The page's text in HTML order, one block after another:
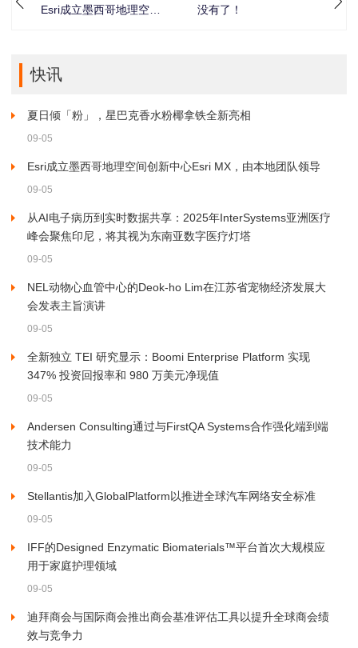
Esri成立墨西哥地理空间
没有了！
快讯
夏日倾「粉」，星巴克香水粉椰拿铁全新亮相
09-05
Esri成立墨西哥地理空间创新中心Esri MX，由本地团队领导
09-05
从AI电子病历到实时数据共享：2025年InterSystems亚洲医疗
峰会聚焦印尼，将其视为东南亚数字医疗灯塔
09-05
NEL动物心血管中心的Deok-ho Lim在江苏省宠物经济发展大
会发表主旨演讲
09-05
全新独立 TEI 研究显示：Boomi Enterprise Platform 实现
347% 投资回报率和 980 万美元净现值
09-05
Andersen Consulting通过与FirstQA Systems合作强化端到端
技术能力
09-05
Stellantis加入GlobalPlatform以推进全球汽车网络安全标准
09-05
IFF的Designed Enzymatic Biomaterials™平台首次大规模应
用于家庭护理领域
09-05
迪拜商会与国际商会推出商会基准评估工具以提升全球商会绩
效与竞争力